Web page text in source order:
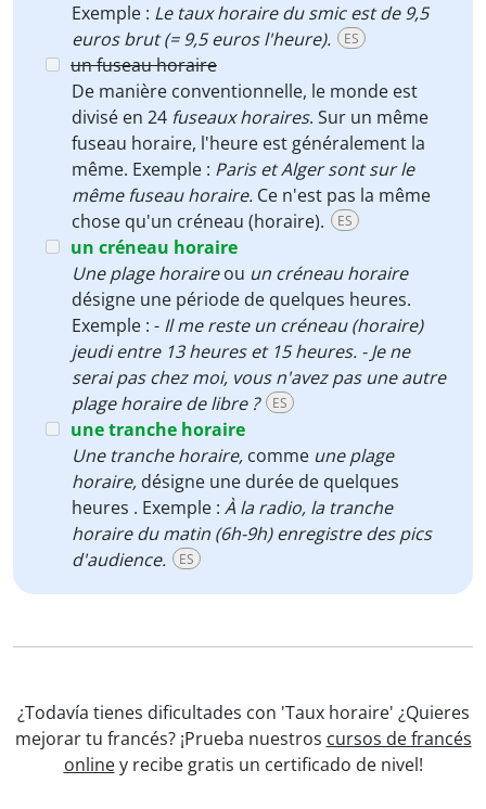
Exemple : Le taux horaire du smic est de 9,5
euros brut (= 9,5 euros l'heure).
ES
un fuseau horaire
De manière conventionnelle, le monde est
divisé en 24 fuseaux horaires. Sur un même
fuseau horaire, l'heure est généralement la
même. Exemple : Paris et Alger sont sur le
même fuseau horaire. Ce n'est pas la même
chose qu'un créneau (horaire).
ES
un créneau horaire
Une plage horaireou un créneau horaire
désigne une période de quelques heures.
Exemple : - Il me reste un créneau (horaire)
jeudi entre 13 heures et 15 heures. - Je ne
serai pas chez moi, vous n'avez pas une autre
plage horaire de libre ?
ES
une tranche horaire
Une tranche horaire, comme une plage
horaire, désigne une durée de quelques
heures . Exemple : À la radio, la tranche
horaire du matin (6h-9h) enregistre des pics
d'audience.
ES
¿Todavía tienes dificultades con 'Taux horaire' ¿Quieres
mejorar tu francés? ¡Prueba nuestros cursos de francés
onliney recibe gratis un certificado de nivel!